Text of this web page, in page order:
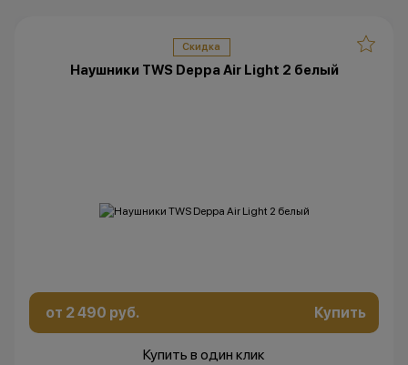
Скидка
Наушники TWS Deppa Air Light 2 белый
от 2 490 руб. Купить
Купить в один клик